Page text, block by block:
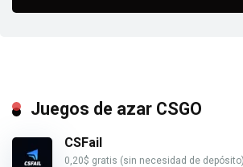
Juegos de azar CSGO
CSFail
0,20$ gratis (sin necesidad de